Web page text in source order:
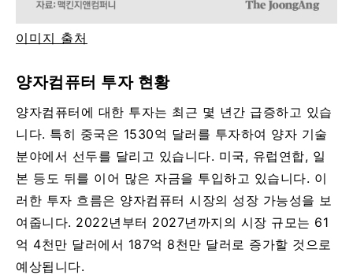
이미지 출처
양자컴퓨터 투자 현황
양자컴퓨터에 대한 투자는 최근 몇 년간 급증하고 있습
니다. 특히 중국은 1530억 달러를 투자하여 양자 기술
분야에서 선두를 달리고 있습니다. 미국, 유럽연합, 일
본 등도 뒤를 이어 많은 자금을 투입하고 있습니다. 이
러한 투자 흐름은 양자컴퓨터 시장의 성장 가능성을 보
여줍니다. 2022년부터 2027년까지의 시장 규모는 61
억 4천만 달러에서 187억 8천만 달러로 증가할 것으로
예상됩니다.